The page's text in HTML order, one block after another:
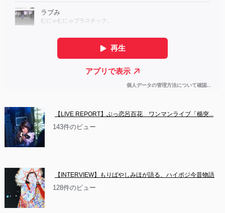
【LIVE REPORT】ぶっ恋呂百花　ワンマンライブ「楯突...
143件のビュー
【INTERVIEW】もりばやしみほが語る、ハイポジ今昔物語
128件のビュー